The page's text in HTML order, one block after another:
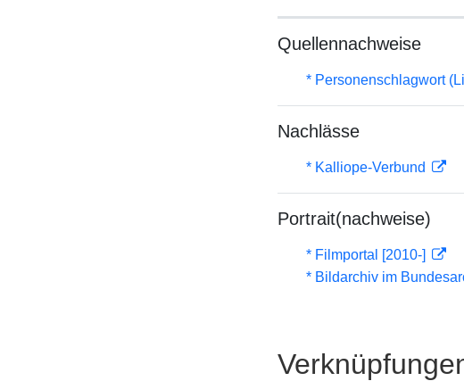
Quellennachweise
* Personenschlagwort
Nachlässe
* Kalliope-Verbund
Portrait(nachweise)
* Filmportal [2010-]
* Bildarchiv im